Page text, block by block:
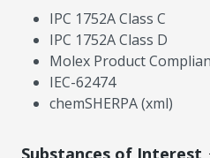
IPC 1752A Class C
IPC 1752A Class D
Molex Product
IEC-62474
chemSHERPA (xml)
Substances of Interest